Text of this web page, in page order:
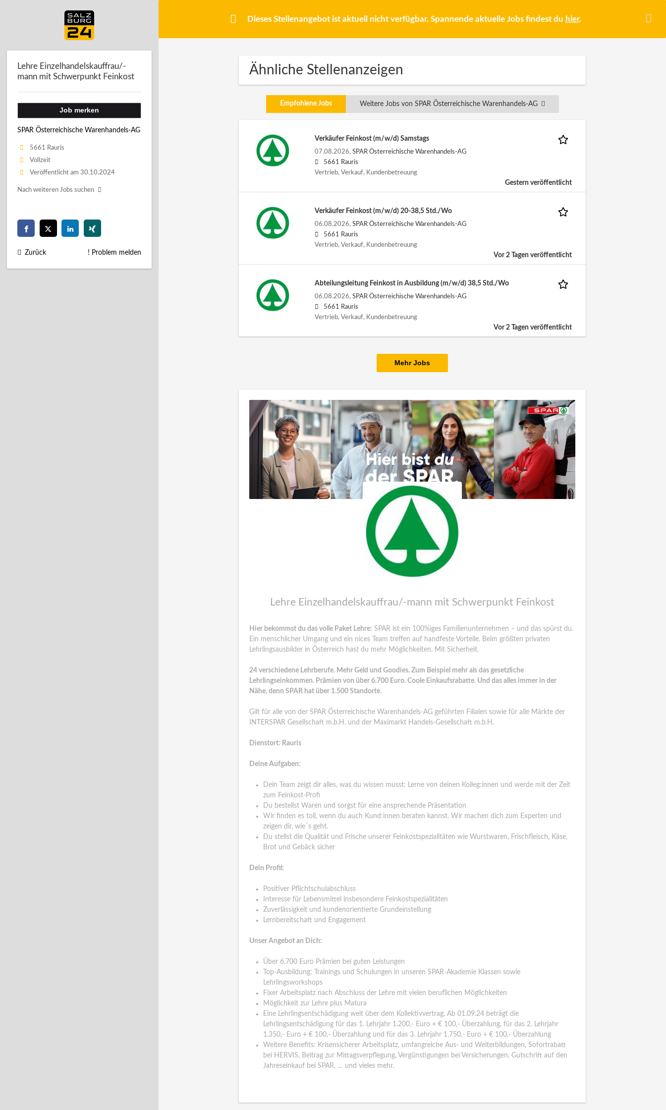
Dieses Stellenangebot ist aktuell nicht verfügbar. Spannende aktuelle Jobs findest du hier.
Ähnliche Stellenanzeigen
Empfohlene Jobs Weitere Jobs von SPAR Österreichische Warenhandels-AG
Verkäufer Feinkost (m/w/d) Samstags
07.08.2026, SPAR Österreichische Warenhandels-AG
5661 Rauris
Vertrieb, Verkauf, Kundenbetreuung
Gestern veröffentlicht
Verkäufer Feinkost (m/w/d) 20-38,5 Std./Wo
06.08.2026, SPAR Österreichische Warenhandels-AG
5661 Rauris
Vertrieb, Verkauf, Kundenbetreuung
Vor 2 Tagen veröffentlicht
Abteilungsleitung Feinkost in Ausbildung (m/w/d) 38,5 Std./Wo
06.08.2026, SPAR Österreichische Warenhandels-AG
5661 Rauris
Vertrieb, Verkauf, Kundenbetreuung
Vor 2 Tagen veröffentlicht
Mehr Jobs
Lehre Einzelhandelskauffrau/-mann mit Schwerpunkt Feinkost
Hier bekommst du das volle Paket Lehre: SPAR ist ein 100%iges Familienunternehmen – und das spürst du.
Ein menschlicher Umgang und ein nices Team treffen auf handfeste Vorteile. Beim größten privaten
Lehrlingsausbilder in Österreich hast du mehr Möglichkeiten. Mit Sicherheit.
24 verschiedene Lehrberufe. Mehr Geld und Goodies. Zum Beispiel mehr als das gesetzliche
Lehrlingseinkommen. Prämien von über 6.700 Euro. Coole Einkaufsrabatte. Und das alles immer in der
Nähe, denn SPAR hat über 1.500 Standorte.
Gilt für alle von der SPAR Österreichische Warenhandels-AG geführten Filialen sowie für alle Märkte der
INTERSPAR Gesellschaft m.b.H. und der Maximarkt Handels-Gesellschaft m.b.H.
Dienstort: Rauris
Deine Aufgaben:
Dein Team zeigt dir alles, was du wissen musst: Lerne von deinen Kolleg:innen und werde mit der Zeit
zum Feinkost-Profi
Du bestellst Waren und sorgst für eine ansprechende Präsentation
Wir finden es toll, wenn du auch Kund:innen beraten kannst. Wir machen dich zum Experten und
zeigen dir, wie´s geht.
Du stellst die Qualität und Frische unserer Feinkostspezialitäten wie Wurstwaren, Frischfleisch, Käse,
Brot und Gebäck sicher
Dein Profil:
Positiver Pflichtschulabschluss
Interesse für Lebensmittel insbesondere Feinkostspezialitäten
Zuverlässigkeit und kundenorientierte Grundeinstellung
Lernbereitschaft und Engagement
Unser Angebot an Dich:
Über 6.700 Euro Prämien bei guten Leistungen
Top-Ausbildung: Trainings und Schulungen in unseren SPAR-Akademie Klassen sowie
Lehrlingsworkshops
Fixer Arbeitsplatz nach Abschluss der Lehre mit vielen beruflichen Möglichkeiten
Möglichkeit zur Lehre plus Matura
Eine Lehrlingsentschädigung weit über dem Kollektivvertrag. Ab 01.09.24 beträgt die
Lehrlingsentschädigung für das 1. Lehrjahr 1.200,- Euro + € 100,- Überzahlung, für das 2. Lehrjahr
1.350,- Euro + € 100,- Überzahlung und für das 3. Lehrjahr 1.750,- Euro + € 100,- Überzahlung
Weitere Benefits: Krisensicherer Arbeitsplatz, umfangreiche Aus- und Weiterbildungen, Sofortrabatt
bei HERVIS, Beitrag zur Mittagsverpflegung, Vergünstigungen bei Versicherungen, Gutschrift auf den
Jahreseinkauf bei SPAR, … und vieles mehr.
Lehre Einzelhandelskauffrau/-
mann mit Schwerpunkt Feinkost
Job merken
SPAR Österreichische Warenhandels-AG
5661 Rauris
Vollzeit
Veröffentlicht am 30.10.2024
Nach weiteren Jobs suchen
Zurück ! Problem melden